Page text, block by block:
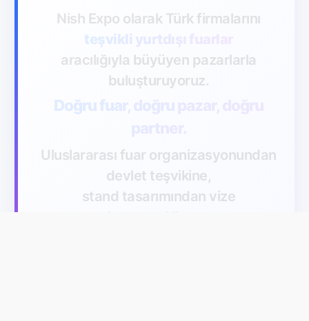
Nish Expo olarak Türk firmalarını
teşvikli yurtdışı fuarlar
aracılığıyla büyüyen pazarlarla
buluşturuyoruz.
Doğru fuar, doğru pazar, doğru
Uluslararası fuar organizasyonundan
devlet teşvikine,
stand tasarımından vize